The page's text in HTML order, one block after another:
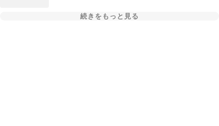
続きをもっと見る